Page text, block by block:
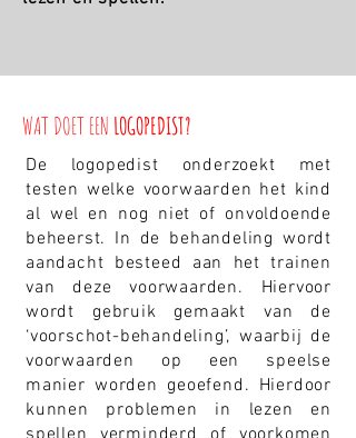
WAT DOET EEN LOGOPEDIST?
De logopedist onderzoekt met
testen welke voorwaarden het kind
al wel en nog niet of onvoldoende
beheerst. In de behandeling wordt
aandacht besteed aan het trainen
van deze voorwaarden. Hiervoor
wordt gebruik gemaakt van de
‘voorschot-behandeling’, waarbij de
voorwaarden op een speelse
manier worden geoefend. Hierdoor
kunnen problemen in lezen en